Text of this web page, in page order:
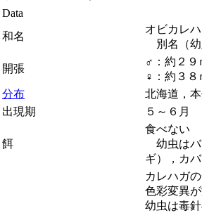
Data
和名
オビカレハ
別名（幼
開張
♂：約２９
♀：約３８
分布
北海道，
出現期
５～６月
餌
食べない
幼虫はバ
ギ），カ
カレハガの
色彩変異
幼虫は毒